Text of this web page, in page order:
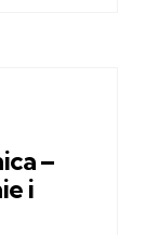
–
i